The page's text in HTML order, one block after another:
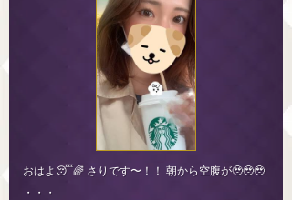
おはよ😴🌈 さりです〜！！ 朝から空腹が🥹🥹🥹
・・・